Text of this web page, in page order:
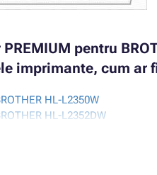
pentru
imprimante, cum ar
HL-L2350W
HL-L2352DW